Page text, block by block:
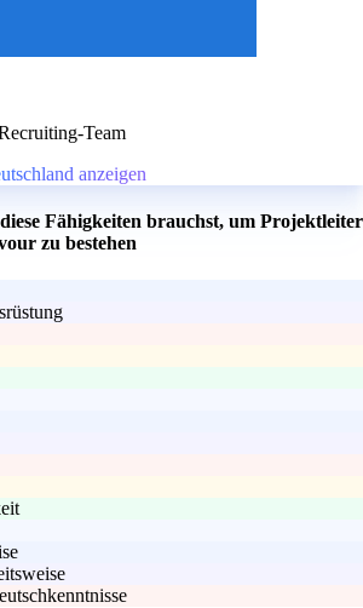
Team
anzeigen
Fähigkeiten brauchst, um Projektleiter
zu bestehen